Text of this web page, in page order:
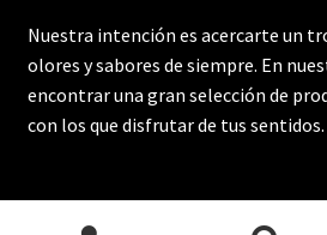
Nuestra intención es acercarte un
olores y sabores de siempre. En
encontrar una gran selección de
con los que disfrutar de tus sentidos.